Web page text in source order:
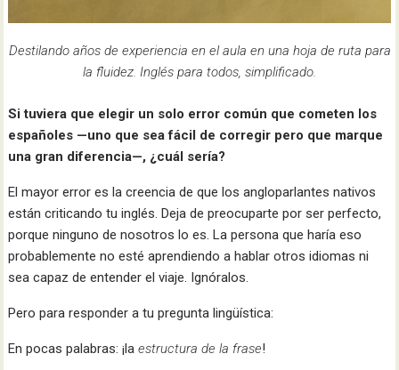
Destilando años de experiencia en el aula en una hoja de ruta para
la fluidez. Inglés para todos, simplificado.
Si tuviera que elegir un solo error común que cometen los
españoles —uno que sea fácil de corregir pero que marque
una gran diferencia—, ¿cuál sería?
El mayor error es la creencia de que los angloparlantes nativos
están criticando tu inglés. Deja de preocuparte por ser perfecto,
porque ninguno de nosotros lo es. La persona que haría eso
probablemente no esté aprendiendo a hablar otros idiomas ni
sea capaz de entender el viaje. Ignóralos.
Pero para responder a tu pregunta lingüística:
En pocas palabras: ¡laestructura de la frase!